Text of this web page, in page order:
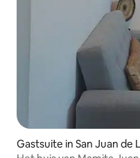
Gastsuite in San Juan de